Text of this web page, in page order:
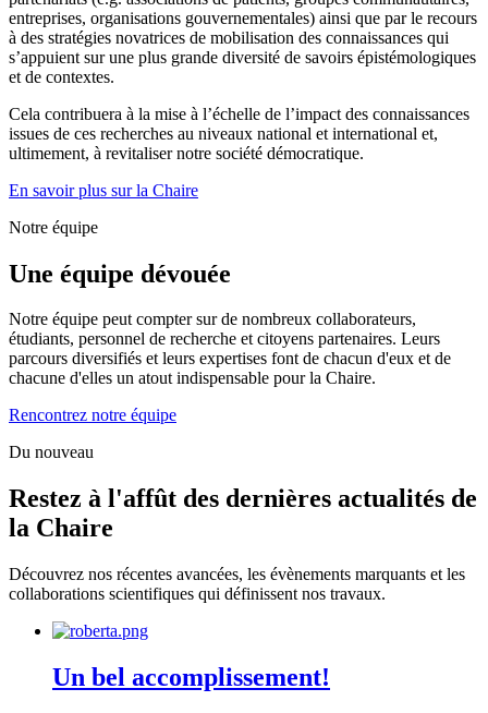
entreprises, organisations gouvernementales) ainsi que par le recours
à des stratégies novatrices de mobilisation des connaissances qui
s’appuient sur une plus grande diversité de savoirs épistémologiques
et de contextes.
Cela contribuera à la mise à l’échelle de l’impact des connaissances
issues de ces recherches au niveaux national et international et,
ultimement, à revitaliser notre société démocratique.
En savoir plus sur la Chaire
Notre équipe
Une équipe dévouée
Notre équipe peut compter sur de nombreux collaborateurs,
étudiants, personnel de recherche et citoyens partenaires. Leurs
parcours diversifiés et leurs expertises font de chacun d'eux et de
chacune d'elles un atout indispensable pour la Chaire.
Rencontrez notre équipe
Du nouveau
Restez à l'affût des dernières actualités de
la Chaire
Découvrez nos récentes avancées, les évènements marquants et les
collaborations scientifiques qui définissent nos travaux.
Un bel accomplissement!